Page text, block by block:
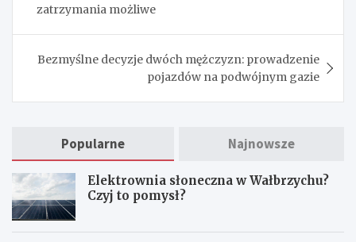
zatrzymania możliwe
Bezmyślne decyzje dwóch mężczyzn: prowadzenie
pojazdów na podwójnym gazie
Popularne Najnowsze
Elektrownia słoneczna w Wałbrzychu?
Czyj to pomysł?